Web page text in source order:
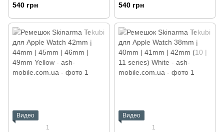
540 грн 540 грн
Видео
1
Видео
1